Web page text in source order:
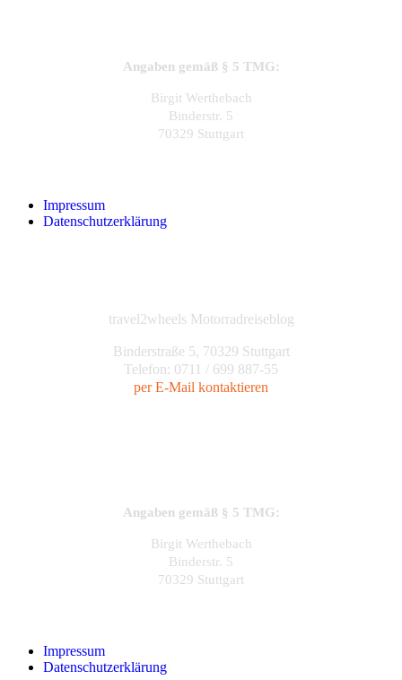
Angaben gemäß § 5 TMG:
Birgit Werthebach
Binderstr. 5
70329 Stuttgart
Impressum
Datenschutzerklärung
travel2wheels Motorradreiseblog
Binderstraße 5, 70329 Stuttgart
Telefon: 0711 / 699 887-55
per E-Mail kontaktieren
Angaben gemäß § 5 TMG:
Birgit Werthebach
Binderstr. 5
70329 Stuttgart
Impressum
Datenschutzerklärung